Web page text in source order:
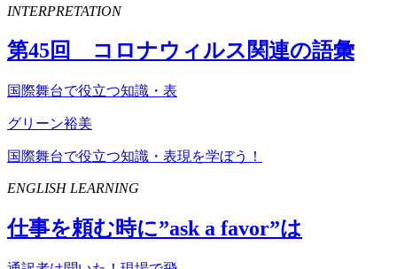
INTERPRETATION
第45回 コロナウィルス関連の語彙
国際舞台で役立つ知識・表
グリーン裕美
国際舞台で役立つ知識・表現を学ぼう！
ENGLISH LEARNING
仕事を頼む時に”ask a favor”は